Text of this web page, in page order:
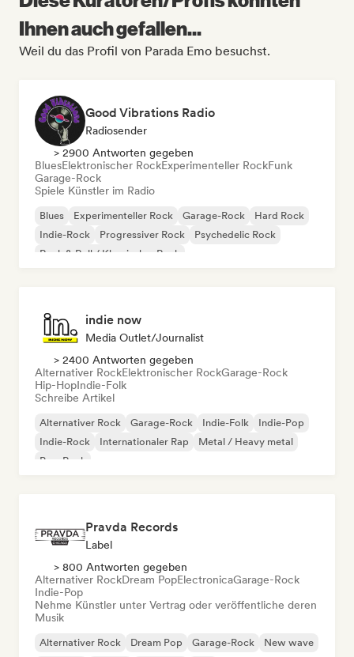
Ihnen auch gefallen...
Weil du das Profil von Parada Emo besuchst.
Good Vibrations Radio
Radiosender
> 2900 Antworten gegeben
BluesElektronischer RockExperimenteller RockFunk
Garage-Rock
Spiele Künstler im Radio
Blues Experimenteller Rock Garage-Rock
Hard Rock
Indie-Rock
Progressiver Rock
Psychedelic Rock
Rock & Roll / Klassischer Rock
indie now
Media Outlet/Journalist
> 2400 Antworten gegeben
Alternativer RockElektronischer RockGarage-Rock
Hip-HopIndie-Folk
Schreibe Artikel
Alternativer Rock Garage-Rock Indie-Folk
Indie-Pop
Indie-Rock
Internationaler Rap
Metal / Heavy metal
Pop-Rock
Pravda Records
Label
> 800 Antworten gegeben
Alternativer RockDream PopElectronicaGarage-Rock
Indie-Pop
Nehme Künstler unter Vertrag oder veröffentliche deren
Musik
Alternativer Rock Dream Pop Garage-Rock
New wave